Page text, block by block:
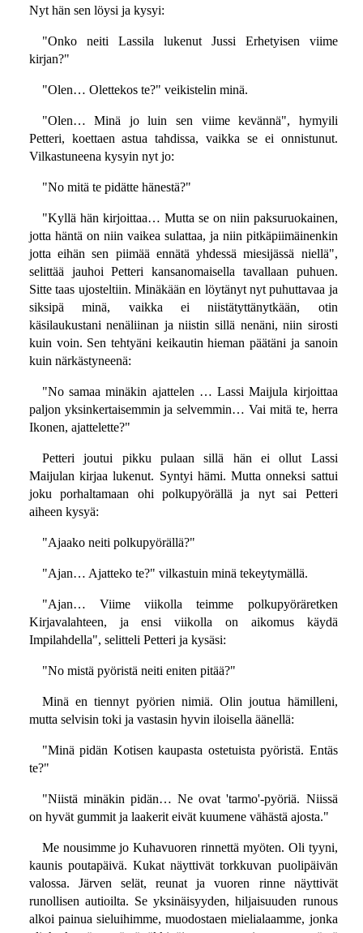
Nyt hän sen löysi ja kysyi:
"Onko neiti Lassila lukenut Jussi Erhetyisen viime
kirjan?"
"Olen… Olettekos te?" veikistelin minä.
"Olen… Minä jo luin sen viime kevännä", hymyili
Petteri, koettaen astua tahdissa, vaikka se ei onnistunut.
Vilkastuneena kysyin nyt jo:
"No mitä te pidätte hänestä?"
"Kyllä hän kirjoittaa… Mutta se on niin paksuruokainen,
jotta häntä on niin vaikea sulattaa, ja niin pitkäpiimäinenkin
jotta eihän sen piimää ennätä yhdessä miesijässä niellä",
selittää jauhoi Petteri kansanomaisella tavallaan puhuen.
Sitte taas ujosteltiin. Minäkään en löytänyt nyt puhuttavaa ja
siksipä minä, vaikka ei niistätyttänytkään, otin
käsilaukustani nenäliinan ja niistin sillä nenäni, niin sirosti
kuin voin. Sen tehtyäni keikautin hieman päätäni ja sanoin
kuin närkästyneenä:
"No samaa minäkin ajattelen … Lassi Maijula kirjoittaa
paljon yksinkertaisemmin ja selvemmin… Vai mitä te, herra
Ikonen, ajattelette?"
Petteri joutui pikku pulaan sillä hän ei ollut Lassi
Maijulan kirjaa lukenut. Syntyi hämi. Mutta onneksi sattui
joku porhaltamaan ohi polkupyörällä ja nyt sai Petteri
aiheen kysyä:
"Ajaako neiti polkupyörällä?"
"Ajan… Ajatteko te?" vilkastuin minä tekeytymällä.
"Ajan… Viime viikolla teimme polkupyöräretken
Kirjavalahteen, ja ensi viikolla on aikomus käydä
Impilahdella", selitteli Petteri ja kysäsi:
"No mistä pyöristä neiti eniten pitää?"
Minä en tiennyt pyörien nimiä. Olin joutua hämilleni,
mutta selvisin toki ja vastasin hyvin iloisella äänellä:
"Minä pidän Kotisen kaupasta ostetuista pyöristä. Entäs
te?"
"Niistä minäkin pidän… Ne ovat 'tarmo'-pyöriä. Niissä
on hyvät gummit ja laakerit eivät kuumene vähästä ajosta."
Me nousimme jo Kuhavuoren rinnettä myöten. Oli tyyni,
kaunis poutapäivä. Kukat näyttivät torkkuvan puolipäivän
valossa. Järven selät, reunat ja vuoren rinne näyttivät
runollisen autioilta. Se yksinäisyyden, hiljaisuuden runous
alkoi painua sieluihimme, muodostaen mielialaamme, jonka